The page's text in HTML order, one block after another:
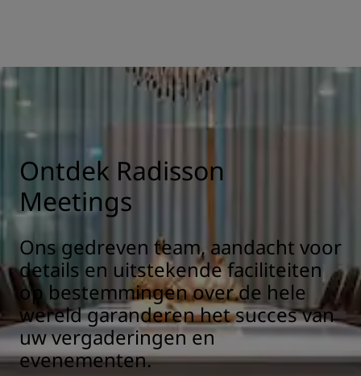
Ontdek Radisson
Meetings
Ons gedreven team, aandacht voor
details en uitstekende faciliteiten
op bestemmingen over de hele
wereld garanderen het succes van
uw vergaderingen en
evenementen.